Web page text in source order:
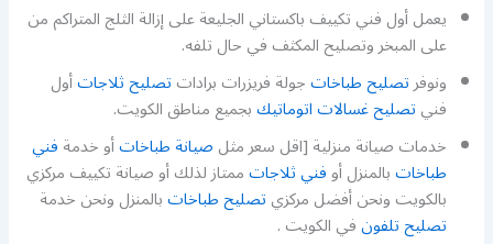
يعمل أول فني تكييف باكستاني الجليعة على إزالة الثلج المتراكم من
على المبخر وتصليح المكثف في حال تلفه.
ونوفرتصليح طباخاتجولة فريزرات براداتتصليح ثلاجاتأول
فنيتصليح غسالات اتوماتيكبجميع مناطق الكويت.
خدمات صيانة منزلية [اقل سعر مثلصيانة طباخاتأو خدمةفني
طباخاتبالمنزل أوفني ثلاجاتممتاز لذلك أو صيانة تكييف مركزي
بالكويت ونحن أفضل مركزيتصليح طباخاتبالمنزل ونحن خدمة
تصليح تلفونفي الكويت .